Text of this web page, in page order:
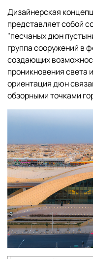
Дизайнерская
представляет собой
"песчаных дюн
группа сооружений в
создающих
проникновения света
ориентация дюн
обзорными точками